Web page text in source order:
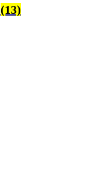
(13)